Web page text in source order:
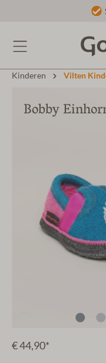
Kinderen Vilten
Bobby
€ 44,90*